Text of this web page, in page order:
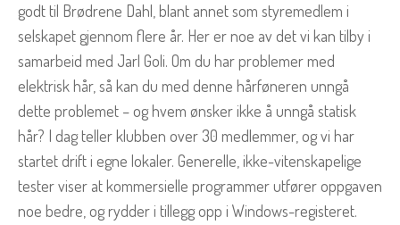
godt til Brødrene Dahl, blant annet som styremedlem i
selskapet gjennom flere år. Her er noe av det vi kan tilby i
samarbeid med Jarl Goli. Om du har problemer med
elektrisk hår, så kan du med denne hårføneren unngå
dette problemet – og hvem ønsker ikke å unngå statisk
hår? I dag teller klubben over 30 medlemmer, og vi har
startet drift i egne lokaler. Generelle, ikke-vitenskapelige
tester viser at kommersielle programmer utfører oppgaven
noe bedre, og rydder i tillegg opp i Windows-registeret.